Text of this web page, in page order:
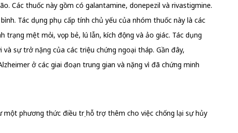
Các thuốc này gồm có galantamine, donepezil và rivastigmine.
Tác dụng phụ cấp tính chủ yếu của nhóm thuốc này là các
mệt mỏi, vọp bẻ, lú lẫn, kích động và ảo giác. Tác dụng
sự trở nặng của các triệu chứng ngoại tháp. Gần đây,
ở các giai đoạn trung gian và nặng vì đã chứng minh
một phương thức điều trị hỗ trợ thêm cho việc chống lại sự hủy